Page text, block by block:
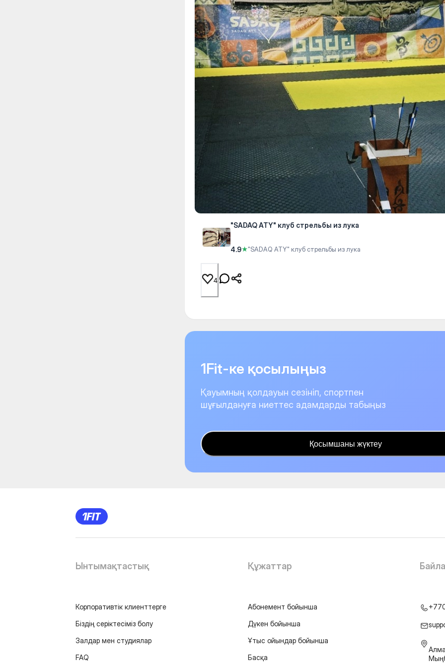
"SADAQ ATY" клуб стрельбы из лука
4.9★"SADAQ ATY" клуб стрельбы из лука
4
1Fit-ке қосылыңыз
Қауымның қолдауын сезініп, спортпен
шұғылдануға ниеттес адамдарды табыңыз
Қосымшаны жүктеу
Ынтымақтастық
Корпоративтік клиенттерге
Біздің серіктесіміз болу
Залдар мен студиялар
FAQ
Құжаттар
Абонемент бойынша
Дүкен бойынша
Ұтыс ойындар бойынша
Басқа